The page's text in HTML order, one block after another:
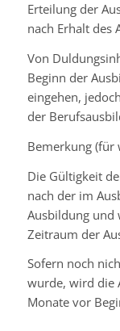
Erteilung der
nach Erhalt des
Von
Beginn der
eingehen,
der
Bemerkung (für
Die Gültigkeit
nach der im
Ausbildung und
Zeitraum der
Sofern noch
wurde, wird die
Monate vor